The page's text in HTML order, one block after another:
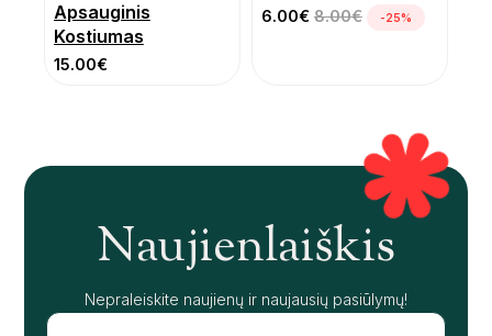
Apsauginis
Kostiumas
15.00€
6.00€ 8.00€ -25%
Naujienlaiškis
Nepraleiskite naujienų ir naujausių pasiūlymų!